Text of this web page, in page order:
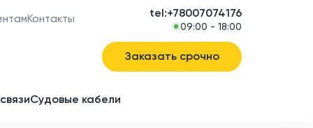
Контакты tel:+78007074176
09:00 - 18:00
Заказать срочно
Судовые кабели